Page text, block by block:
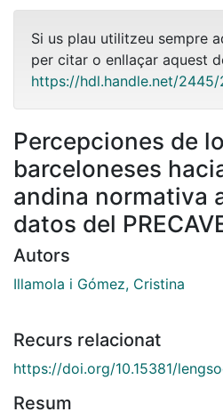
Si us plau utilitzeu sempre
per citar o enllaçar aquest
https://hdl.handle.net/
Percepciones de
barceloneses
andina normativa
datos del
Autors
Illamola i Gómez, Cristina
Recurs relacionat
https://doi.org/10.15381/
Resum